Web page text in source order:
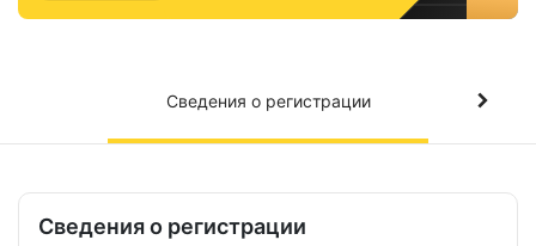
Сведения о регистрации
Сведения о регистрации